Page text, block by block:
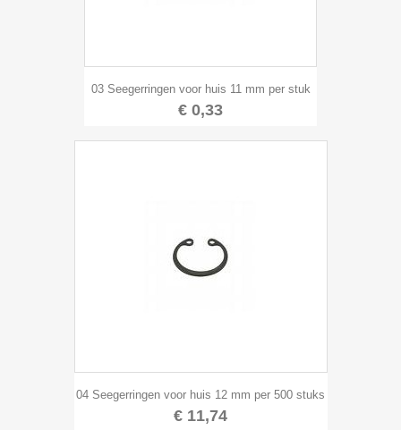
03 Seegerringen voor huis 11 mm per stuk
€ 0,33
04 Seegerringen voor huis 12 mm per 500 stuks
€ 11,74